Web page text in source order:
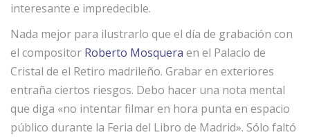
interesante e impredecible.
Nada mejor para ilustrarlo que el día de grabación con
el compositor Roberto Mosquera en el Palacio de
Cristal de el Retiro madrileño. Grabar en exteriores
entraña ciertos riesgos. Debo hacer una nota mental
que diga «no intentar filmar en hora punta en espacio
público durante la Feria del Libro de Madrid». Sólo faltó